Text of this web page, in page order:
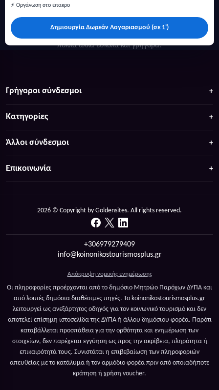
⚡ Οργάνωση στο έπακρο
Δημιουργία Δωρεάν Λογαριασμού (σε 1')
πολλά άλλα ευκολα και γρήγορα!
Γρήγοροι σύνδεσμοι
Κατηγορίες
Άλλοι σύνδεσμοι
Επικοινωνία
2026 © Copyright by Goldensites. All rights reserved.
+306979279409
info@koinonikostourismosplus.gr
Απόκρυψη νομικής ενημέρωσης
Οι πληροφορίες προέρχονται από το δημόσιο Μητρώο Παρόχων ΔΥΠΑ και
από λοιπές δημόσια διαθέσιμες πηγές. Το koinonikostourismosplus.gr
λειτουργεί ως ανεξάρτητος οδηγός για τον κοινωνικό τουρισμό και δεν
αποτελεί επίσημη ιστοσελίδα της ΔΥΠΑ ή άλλου δημόσιου φορέα. Παρότι
καταβάλλεται προσπάθεια για την ορθότητα και ενημέρωση των
στοιχείων, δεν παρέχεται εγγύηση ως προς την ακρίβεια, πληρότητα ή
επικαιρότητά τους. Συνιστάται η επιβεβαίωση των πληροφοριών
απευθείας με το κατάλυμα ή τον αρμόδιο φορέα πριν από οποιαδήποτε
κράτηση ή χρήση voucher.